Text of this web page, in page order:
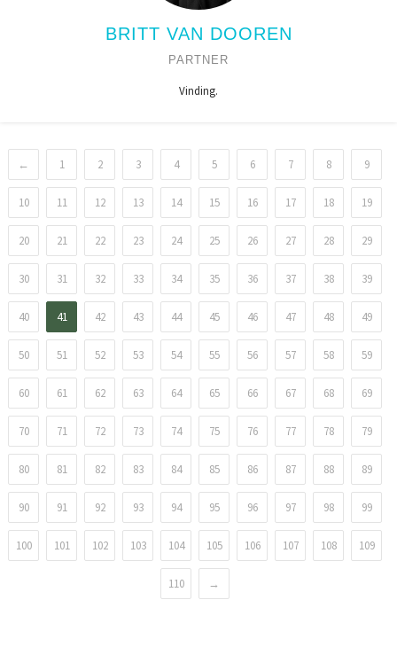
BRITT VAN DOOREN
PARTNER
Vinding.
← 1 2 3 4 5 6 7 8 9
10 11 12 13 14 15 16 17 18 19
20 21 22 23 24 25 26 27 28 29
30 31 32 33 34 35 36 37 38 39
40 41 42 43 44 45 46 47 48 49
50 51 52 53 54 55 56 57 58 59
60 61 62 63 64 65 66 67 68 69
70 71 72 73 74 75 76 77 78 79
80 81 82 83 84 85 86 87 88 89
90 91 92 93 94 95 96 97 98 99
100 101 102 103 104 105 106 107 108 109
110 →